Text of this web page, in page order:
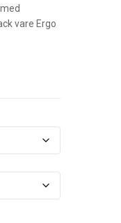
vare Ergo